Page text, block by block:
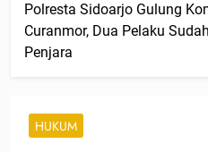
Polresta Sidoarjo Gulung
Curanmor, Dua Pelaku
Penjara
HUKUM